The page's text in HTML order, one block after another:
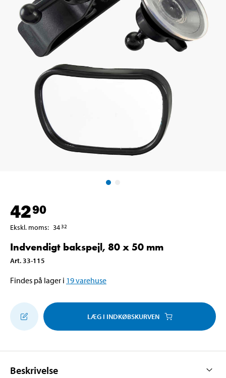
4290
Ekskl. moms: 3432
Indvendigt bakspejl, 80 x 50 mm
Art. 33-115
Findes på lager i 19varehuse
LÆG I INDKØBSKURVEN
Beskrivelse